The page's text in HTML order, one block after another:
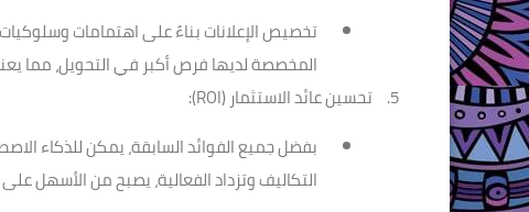
تخصيص الإعلانات بناءً على اهتمامات
المخصصة لديها فرص أكبر في التحويل، مما
تحسين عائد الاستثمار (ROI):
بفضل جميع الفوائد السابقة، يمكن للذكاء
التكاليف وتزداد الفعالية، يصبح من الأسهل